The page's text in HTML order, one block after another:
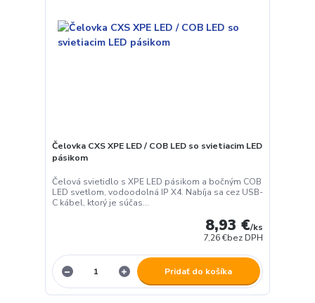
Čelovka CXS XPE LED / COB LED so svietiacim LED
pásikom
Čelová svietidlo s XPE LED pásikom a bočným COB
LED svetlom, vodoodolná IP X4. Nabíja sa cez USB-
C kábel, ktorý je súčas...
8,93 €/ks
7,26 €bez DPH
Pridať do košíka